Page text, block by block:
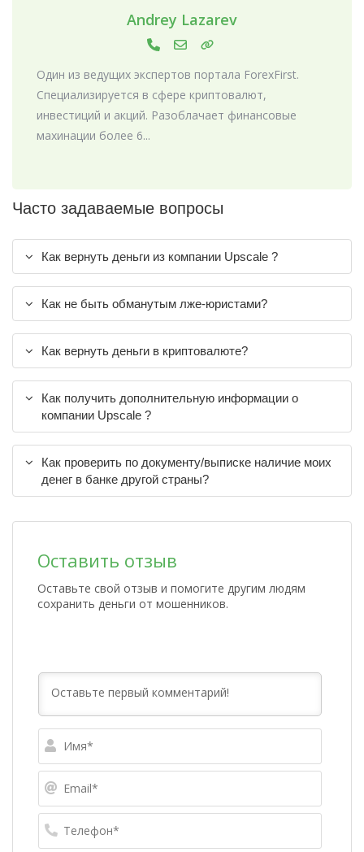
Andrey Lazarev
Один из ведущих экспертов портала ForexFirst.
Специализируется в сфере криптовалют,
инвестиций и акций. Разоблачает финансовые
махинации более 6...
Часто задаваемые вопросы
Как вернуть деньги из компании Upscale ?
Как не быть обманутым лже-юристами?
Как вернуть деньги в криптовалюте?
Как получить дополнительную информации о
компании Upscale ?
Как проверить по документу/выписке наличие моих
денег в банке другой страны?
Оставить отзыв
Оставьте свой отзыв и помогите другим людям
сохранить деньги от мошенников.